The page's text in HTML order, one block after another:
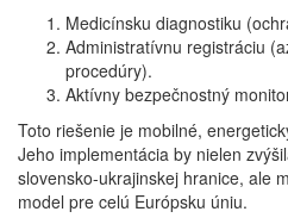
Medicínsku diagnostiku
Administratívnu registráciu
procedúry).
Aktívny bezpečnostný
Toto riešenie je mobilné,
Jeho implementácia by nielen
slovensko-ukrajinskej hranice, ale
model pre celú Európsku úniu.